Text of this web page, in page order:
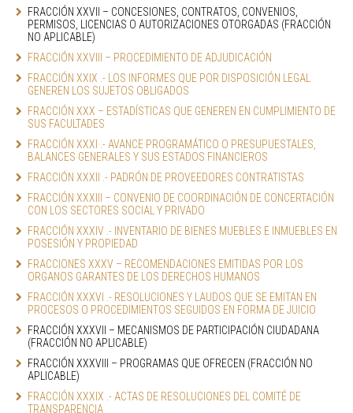
FRACCIÓN XXVII – CONCESIONES, CONTRATOS, CONVENIOS,
PERMISOS, LICENCIAS O AUTORIZACIONES OTORGADAS (FRACCIÓN
NO APLICABLE)
FRACCIÓN XXVIII – PROCEDIMIENTO DE ADJUDICACIÓN
FRACCIÓN XXIX .- LOS INFORMES QUE POR DISPOSICIÓN LEGAL
GENEREN LOS SUJETOS OBLIGADOS
FRACCIÓN XXX – ESTADÍSTICAS QUE GENEREN EN CUMPLIMIENTO DE
SUS FACULTADES
FRACCIÓN XXXI .- AVANCE PROGRAMÁTICO O PRESUPUESTALES,
BALANCES GENERALES Y SUS ESTADOS FINANCIEROS
FRACCIÓN XXXII .- PADRÓN DE PROVEEDORES CONTRATISTAS
FRACCIÓN XXXIII – CONVENIO DE COORDINACIÓN DE CONCERTACIÓN
CON LOS SECTORES SOCIAL Y PRIVADO
FRACCIÓN XXXIV .- INVENTARIO DE BIENES MUEBLES E INMUEBLES EN
POSESIÓN Y PROPIEDAD
FRACCIONES XXXV – RECOMENDACIONES EMITIDAS POR LOS
ORGANOS GARANTES DE LOS DERECHOS HUMANOS
FRACCIÓN XXXVI .- RESOLUCIONES Y LAUDOS QUE SE EMITAN EN
PROCESOS O PROCEDIMIENTOS SEGUIDOS EN FORMA DE JUICIO
FRACCIÓN XXXVII – MECANISMOS DE PARTICIPACIÓN CIUDADANA
(FRACCIÓN NO APLICABLE)
FRACCIÓN XXXVIII – PROGRAMAS QUE OFRECEN (FRACCIÓN NO
APLICABLE)
FRACCIÓN XXXIX .- ACTAS DE RESOLUCIONES DEL COMITÉ DE
TRANSPARENCIA